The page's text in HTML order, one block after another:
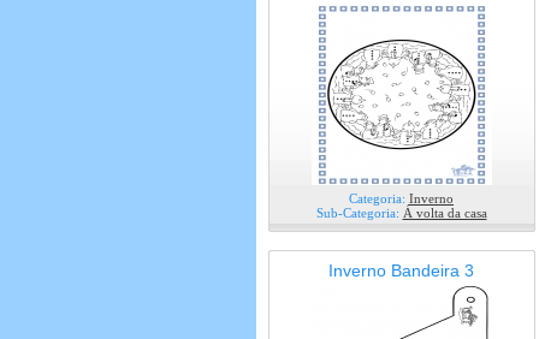
Categoria: Inverno
Sub-Categoria: Á volta da casa
Inverno Bandeira 3